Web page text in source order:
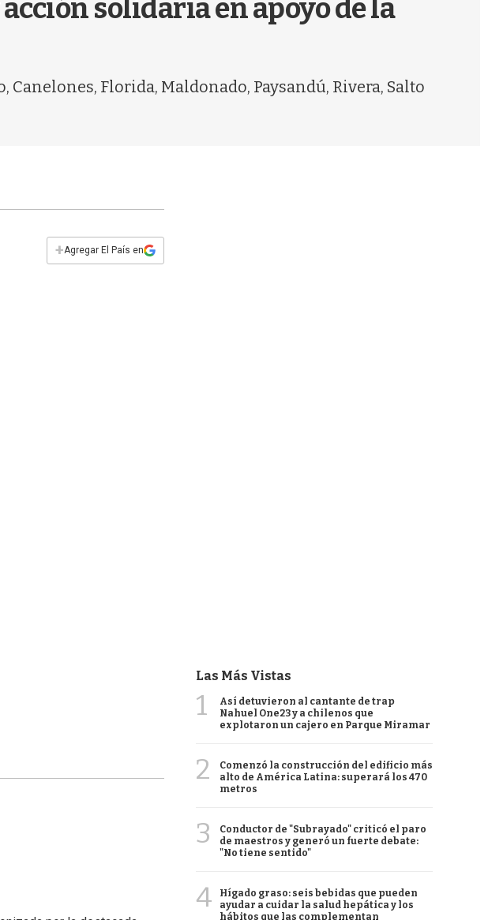
solidaria en apoyo de la
Florida, Maldonado, Paysandú, Rivera, Salto
+Agregar El País en
Las Más Vistas
1
Así detuvieron al cantante de trap
Nahuel One23 y a chilenos que
explotaron un cajero en Parque Miramar
2
Comenzó la construcción del edificio más
alto de América Latina: superará los 470
metros
3
Conductor de "Subrayado" criticó el paro
de maestros y generó un fuerte debate:
"No tiene sentido"
4
Hígado graso: seis bebidas que pueden
ayudar a cuidar la salud hepática y los
hábitos que las complementan